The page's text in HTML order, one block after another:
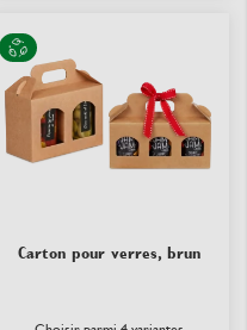
Carton pour verres, brun